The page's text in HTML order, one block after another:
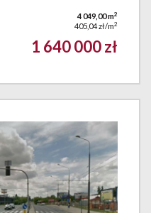
4 049,00 m2
405,04 zł/m2
1 640 000 zł